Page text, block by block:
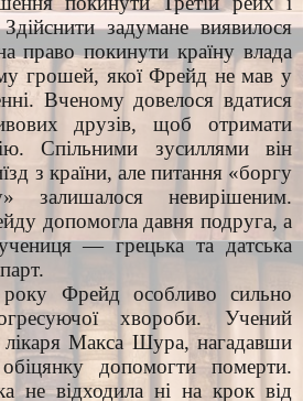
задумане виявилося
право покинути країну влада
грошей, якої Фрейд не мав у
Вченому довелося вдатися
друзів, щоб отримати
Спільними зусиллями він
з країни, але питання «боргу
залишалося невирішеним.
допомогла давня подруга, а
— грецька та датська
Фрейд особливо сильно
хвороби. Учений
лікаря Макса Шура, нагадавши
допомогти померти.
не відходила ні на крок від